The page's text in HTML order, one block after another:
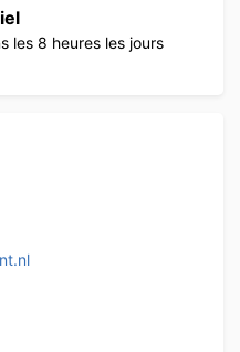
les 8 heures les jours